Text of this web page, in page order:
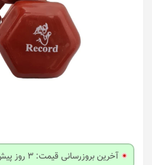
آخرین بروزرسانی قیمت: 3 روز پیش